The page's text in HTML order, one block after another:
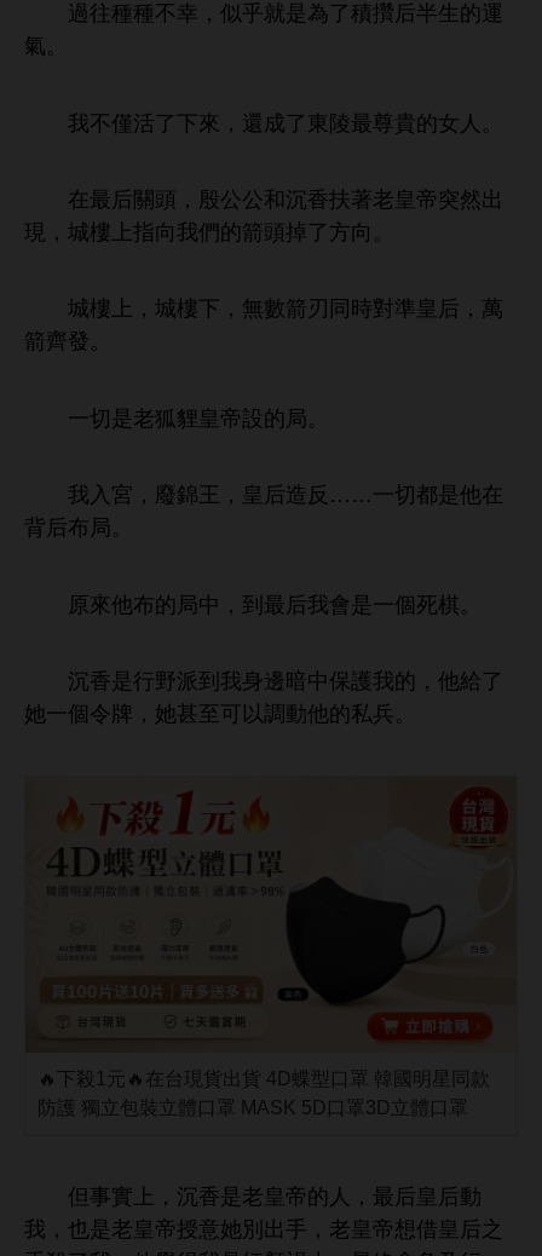
過往種種 幸，似乎就 為 積攢后半
運
。
僅活 ，還成 陵最尊貴 女 。
最后 ，殷公公 沉
扶著老皇帝突然
現，
指向 們 箭 掉 方向。
， ，無數箭刃同
對準皇后，萬
箭
。
切 老狐貍皇帝設 局。
入宮，廢錦王，皇后造反……
切都
背后布局。
原 布 局 ，到最后 個 。
沉 野派到 邊暗 保護
，
個令牌，
至 以調 私兵。
🔥下殺1元🔥在台現貨出貨 4D蝶型口罩 韓國明星同款
防護 獨立包裝立體口罩 MASK 5D口罩3D立體口罩
但事實 ，沉 老皇帝
，最后皇后
，也
老皇帝授 別 ，老皇帝
借皇后之